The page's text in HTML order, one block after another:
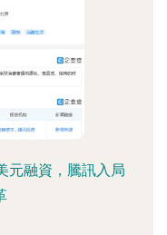
元融資，騰訊入局